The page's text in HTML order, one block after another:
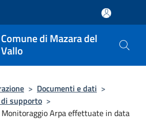
Comune di Mazara del
Vallo
> Documenti e dati >
supporto >
Monitoraggio Arpa effettuate in data